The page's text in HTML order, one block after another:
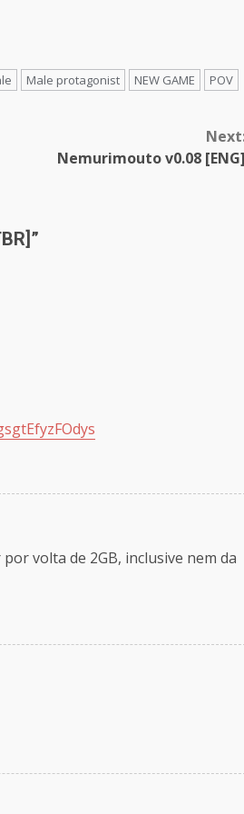
Male protagonist NEW GAME
POV
Nemurimouto v0.08
”
volta de 2GB, inclusive nem da